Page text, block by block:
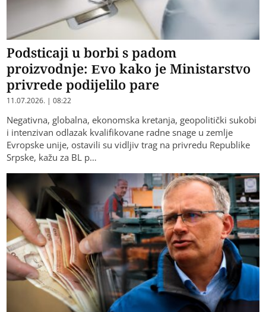
Podsticaji u borbi s padom
proizvodnje: Evo kako je Ministarstvo
privrede podijelilo pare
11.07.2026. | 08:22
Negativna, globalna, ekonomska kretanja, geopolitički sukobi
i intenzivan odlazak kvalifikovane radne snage u zemlje
Evropske unije, ostavili su vidljiv trag na privredu Republike
Srpske, kažu za BL p…